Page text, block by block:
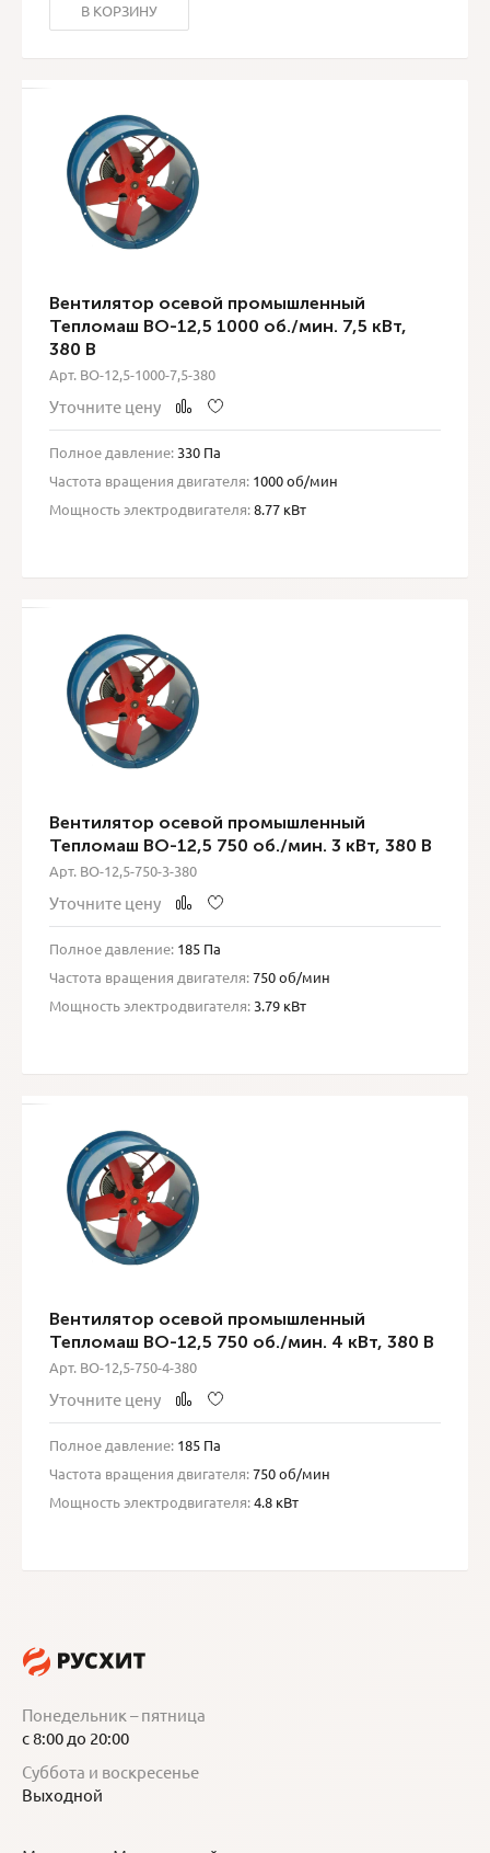
В КОРЗИНУ
Вентилятор осевой промышленный
Тепломаш ВО-12,5 1000 об./мин. 7,5 кВт,
380 В
Арт. ВО-12,5-1000-7,5-380
Уточните цену
Полное давление: 330 Па
Частота вращения двигателя: 1000 об/мин
Мощность электродвигателя:8.77 кВт
Вентилятор осевой промышленный
Тепломаш ВО-12,5 750 об./мин. 3 кВт, 380 В
Арт. ВО-12,5-750-3-380
Уточните цену
Полное давление: 185 Па
Частота вращения двигателя:750 об/мин
Мощность электродвигателя: 3.79 кВт
Вентилятор осевой промышленный
Тепломаш ВО-12,5 750 об./мин. 4 кВт, 380 В
Арт. ВО-12,5-750-4-380
Уточните цену
Полное давление: 185 Па
Частота вращения двигателя:750 об/мин
Мощность электродвигателя:4.8 кВт
Понедельник – пятница
с 8:00 до 20:00
Суббота и воскресенье
Выходной